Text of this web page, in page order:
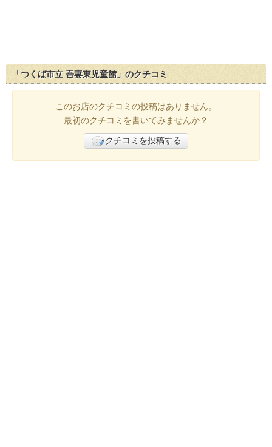
「つくば市立 吾妻東児童館」のクチコミ
このお店のクチコミの投稿はありません。
最初のクチコミを書いてみませんか？
クチコミを投稿する